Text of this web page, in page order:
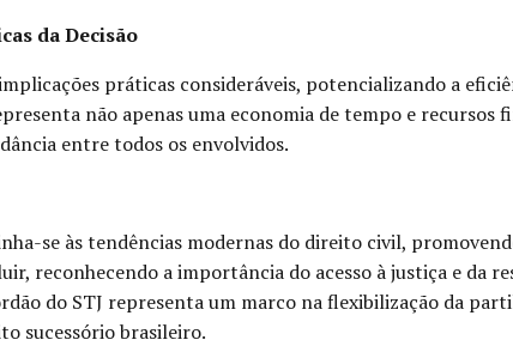
da Decisão
práticas consideráveis, potencializando a
não apenas uma economia de tempo e
entre todos os envolvidos.
se às tendências modernas do direito civil,
reconhecendo a importância do acesso à justiça e da
do STJ representa um marco na flexibilização da
sucessório brasileiro.